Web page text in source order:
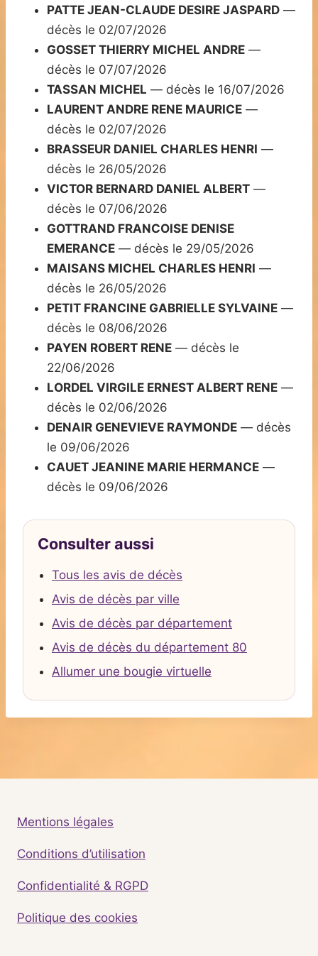
PATTE JEAN-CLAUDE DESIRE JASPARD —
décès le 02/07/2026
GOSSET THIERRY MICHEL ANDRE —
décès le 07/07/2026
TASSAN MICHEL — décès le 16/07/2026
LAURENT ANDRE RENE MAURICE —
décès le 02/07/2026
BRASSEUR DANIEL CHARLES HENRI —
décès le 26/05/2026
VICTOR BERNARD DANIEL ALBERT —
décès le 07/06/2026
GOTTRAND FRANCOISE DENISE
EMERANCE — décès le 29/05/2026
MAISANS MICHEL CHARLES HENRI —
décès le 26/05/2026
PETIT FRANCINE GABRIELLE SYLVAINE —
décès le 08/06/2026
PAYEN ROBERT RENE — décès le
22/06/2026
LORDEL VIRGILE ERNEST ALBERT RENE —
décès le 02/06/2026
DENAIR GENEVIEVE RAYMONDE — décès
le 09/06/2026
CAUET JEANINE MARIE HERMANCE —
décès le 09/06/2026
Consulter aussi
Tous les avis de décès
Avis de décès par ville
Avis de décès par département
Avis de décès du département 80
Allumer une bougie virtuelle
Mentions légales
Conditions d’utilisation
Confidentialité & RGPD
Politique des cookies